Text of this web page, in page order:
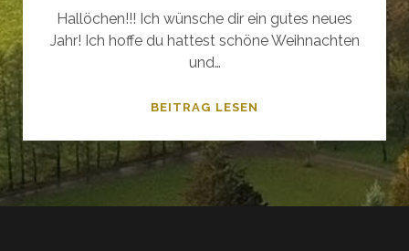
Hallöchen!!! Ich wünsche dir ein gutes neues
Jahr! Ich hoffe du hattest schöne Weihnachten
und…
BEITRAG LESEN
DAS